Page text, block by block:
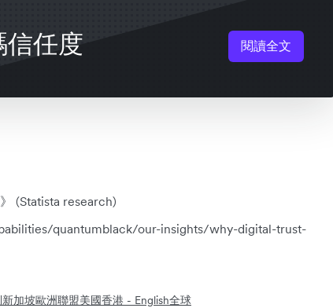
任度 閱讀全文
(Statista research)
quantumblack/our-insights/why-digital-trust-
新加坡歐洲聯盟美國香港 - English全球